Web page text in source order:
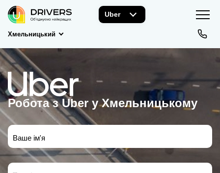
Uber
Хмельницький
Робота з Uber у Хмельницькому
Ваше ім'я